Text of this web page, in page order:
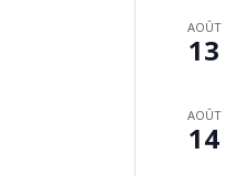
AOÛT
13
AOÛT
14